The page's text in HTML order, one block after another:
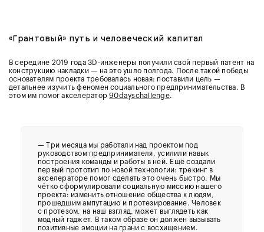
«Грантовый» путь и человеческий капитал
В середине 2019 года 3D-инженеры получили свой первый патент на
конструкцию накладки — на это ушло полгода. После такой победы
основателям проекта требовалась новая: поставили цель —
детальнее изучить феномен социального предпринимательства. В
этом им помог акселератор90dayschallenge.
— Три месяца мы работали над проектом под
руководством предпринимателя, усилили навык
построения команды и работы в ней. Ещё создали
первый прототип по новой технологии: трекинг в
акселераторе помог сделать это очень быстро. Мы
чётко сформулировали социальную миссию нашего
проекта: изменить отношение общества к людям,
прошедшим ампутацию и протезирование. Человек
с протезом, на наш взгляд, может выглядеть как
модный гаджет. В таком образе он должен вызывать
позитивные эмоции на грани с восхищением.